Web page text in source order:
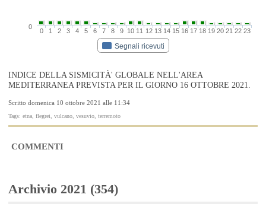
Segnali ricevuti
0 1 2 3 4 5 6 7 8 9 10 11 12 13 14 15 16 17 18 19 20 21 22 23
0
INDICE DELLA SISMICITÀ' GLOBALE NELL'AREA
MEDITERRANEA PREVISTA PER IL GIORNO 16 OTTOBRE 2021.
Scritto domenica 10 ottobre 2021 alle 11:34
Tags: etna, flegrei, vulcano, vesuvio, terremoto
COMMENTI
Archivio 2021 (354)